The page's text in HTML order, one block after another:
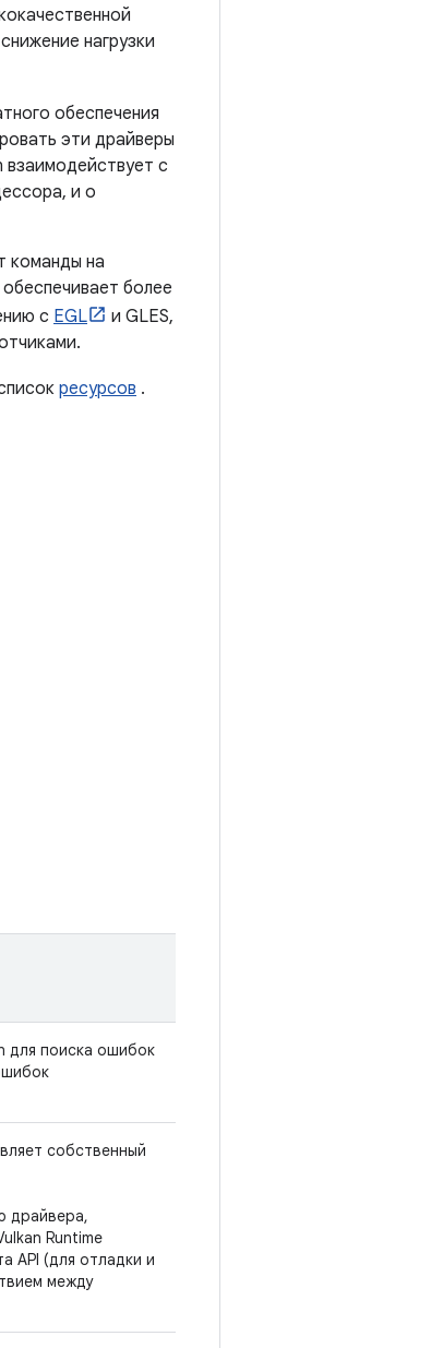
нагрузки
обеспечения
эти драйверы
взаимодействует с
и о
команды на
более
с EGL
и GLES,
ресурсов .
для поиска ошибок
собственный
драйвера,
Runtime
API (для отладки и
между